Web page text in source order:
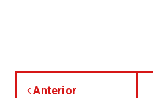
Anterior